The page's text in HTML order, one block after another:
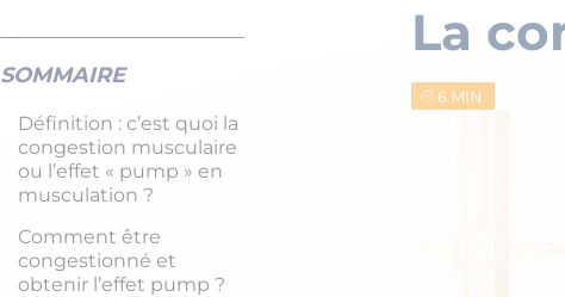
SOMMAIRE
Définition : c’est quoi la
congestion musculaire
ou l’effet « pump » en
musculation ?
Comment être
congestionné et
obtenir l’effet pump ?
La
6 MIN